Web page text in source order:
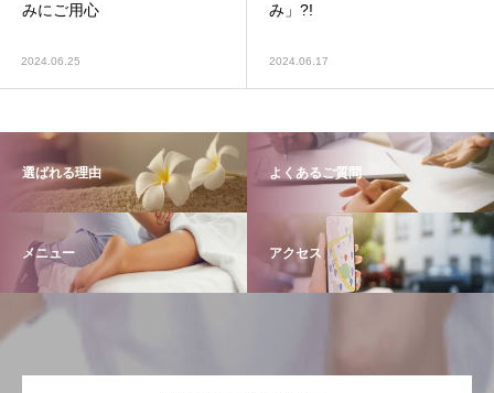
みにご用心
2024.06.25
み」?!
2024.06.17
選ばれる理由 よくあるご質問
メニュー アクセス